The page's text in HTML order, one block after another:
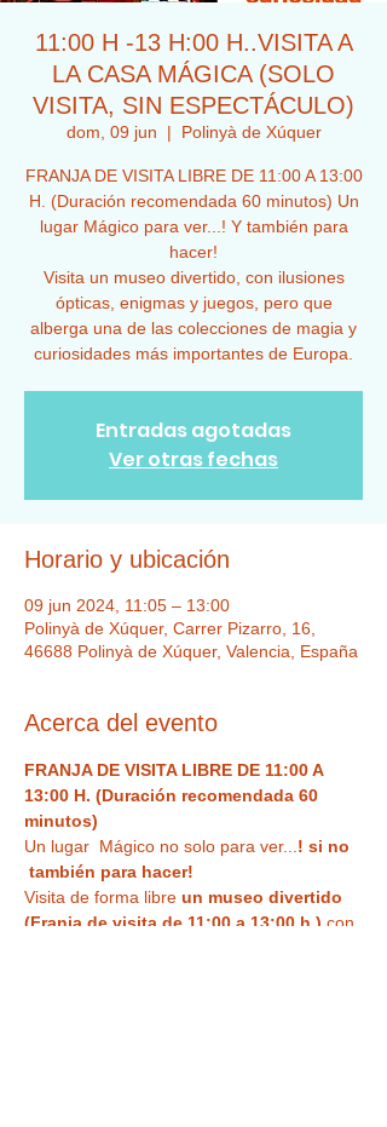
11:00 H -13 H:00 H..VISITA A
LA CASA MÁGICA (SOLO
VISITA, SIN ESPECTÁCULO)
dom, 09 jun
  |
Polinyà de Xúquer
FRANJA DE VISITA LIBRE DE 11:00 A 13:00
H. (Duración recomendada 60 minutos) Un
lugar Mágico para ver...! Y también para
hacer!
Visita un museo divertido, con ilusiones
ópticas, enigmas y juegos, pero que
alberga una de las colecciones de magia y
curiosidades más importantes de Europa.
Entradas agotadas
Ver otras fechas
Horario y ubicación
09 jun 2024, 11:05 – 13:00
Polinyà de Xúquer, Carrer Pizarro, 16,
46688 Polinyà de Xúquer, Valencia, España
Acerca del evento
FRANJA DE VISITA LIBRE DE 11:00 A
13:00 H. (Duración recomendada 60
minutos)
Un lugar  Mágico no solo para ver... ! si no
también para hacer!
Visita de forma libre un museo divertido
(Franja de visita de 11:00 a 13:00 h.) con